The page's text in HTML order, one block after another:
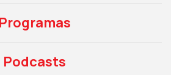
Programas
Podcasts